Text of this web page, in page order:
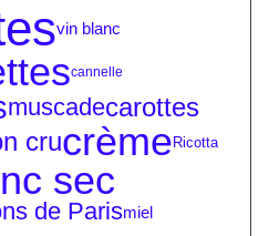
vin blanc
cannelle
muscadecarottes
crucrème Ricotta
sec
de Parismiel